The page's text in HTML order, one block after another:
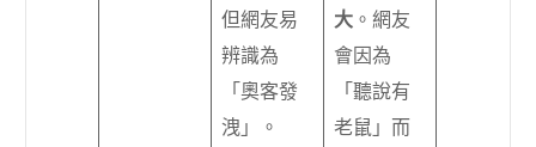
但網友易
辨識為
「奧客發
洩」。
大 。網友
會因為
「聽說有
老鼠」而